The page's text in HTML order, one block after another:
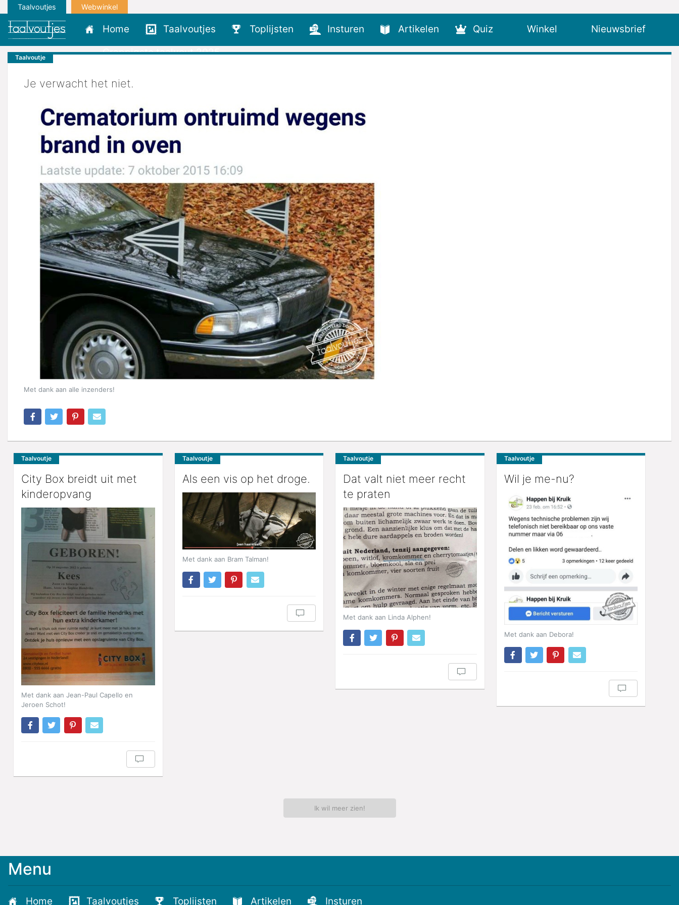
Taalvoutjes Webwinkel
Home Taalvoutjes Toplijsten Insturen Artikelen Quiz Winkel
Nieuwsbrief
Grappigste taalvout 2025
Taalvoutje
Je verwacht het niet.
Met dank aan alle inzenders!
Taalvoutje
City Box breidt uit met
kinderopvang
Met dank aan Jean-Paul Capello en
Jeroen Schot!
Taalvoutje
Als een vis op het droge.
Met dank aan Bram Talman!
Taalvoutje
Dat valt niet meer recht
te praten
Met dank aan Linda Alphen!
Taalvoutje
Wil je me-nu?
Met dank aan Debora!
Ik wil meer zien!
Meld
Menu
Home Taalvoutjes Toplijsten Artikelen Insturen